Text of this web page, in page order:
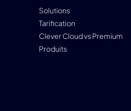
Solutions
Tarification
Clever Cloud vs Premium
Produits